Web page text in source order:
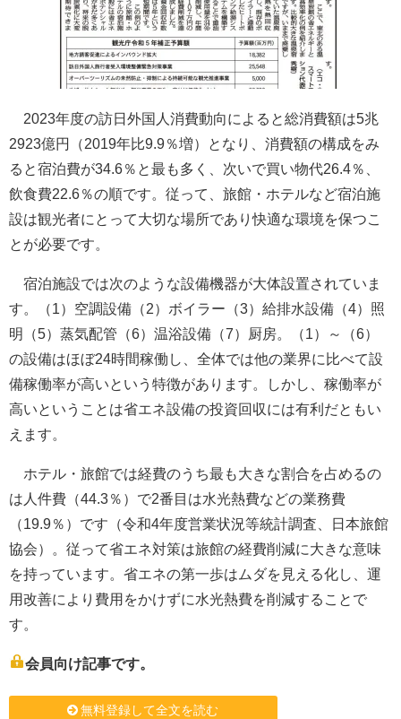
2023年度の訪日外国人消費動向によると総消費額は5兆
2923億円（2019年比9.9％増）となり、消費額の構成をみ
ると宿泊費が34.6％と最も多く、次いで買い物代26.4％、
飲食費22.6％の順です。従って、旅館・ホテルなど宿泊施
設は観光者にとって大切な場所であり快適な環境を保つこ
とが必要です。
宿泊施設では次のような設備機器が大体設置されていま
す。（1）空調設備（2）ボイラー（3）給排水設備（4）照
明（5）蒸気配管（6）温浴設備（7）厨房。（1）～（6）
の設備はほぼ24時間稼働し、全体では他の業界に比べて設
備稼働率が高いという特徴があります。しかし、稼働率が
高いということは省エネ設備の投資回収には有利だともい
えます。
ホテル・旅館では経費のうち最も大きな割合を占めるの
は人件費（44.3％）で2番目は水光熱費などの業務費
（19.9％）です（令和4年度営業状況等統計調査、日本旅館
協会）。従って省エネ対策は旅館の経費削減に大きな意味
を持っています。省エネの第一歩はムダを見える化し、運
用改善により費用をかけずに水光熱費を削減することで
す。
会員向け記事です。
無料登録して全文を読む